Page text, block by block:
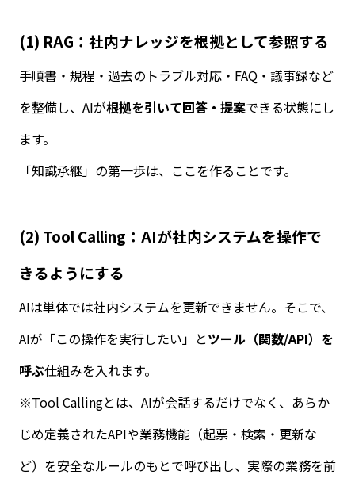
(1) RAG ：社内ナレッジを根拠として参照する
手順書・規程・過去のトラブル対応・ FAQ ・議事録など
を整備し、 AIが根拠を引いて回答・提案できる状態にし
ます。
「知識承継」の第一歩は、ここを作ることです。
(2) Tool Calling ： AIが社内システムを操作で
きるようにする
AIは単体では社内システムを更新できません。そこで、
AIが「この操作を実行したい」とツール（関数/API）を
呼ぶ仕組みを入れます。
※Tool Callingとは、 AIが会話するだけでなく、あらか
じめ定義されたAPIや業務機能（起票・検索・更新な
ど）を安全なルールのもとで呼び出し、実際の業務を前